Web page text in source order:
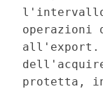
all'export.
protetta,